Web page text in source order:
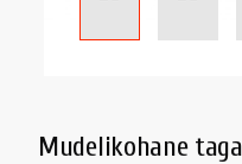
Mudelikohane